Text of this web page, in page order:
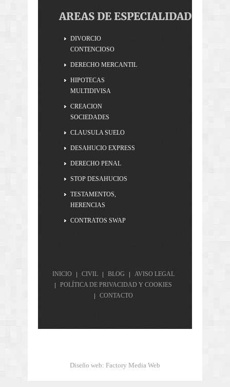
AREAS DE ESPECIALIDAD
DIVORCIO
CONTENCIOSO
DERECHO MERCANTIL
HIPOTECAS
MULTIDIVISA
CREACION
SOCIEDADES
CLAUSULA SUELO
DESAHUCIO EXPRESS
DERECHO PENAL
STOP DESAHUCIOS
TESTAMENTOS,
HERENCIAS
CONTRATOS SWAP
INICIO CIVIL BLOG
AVISO LEGAL
POLÍTICA DE PRIVACIDAD Y COOKIES
CONTACTO
Diseño web: Factory Media Web